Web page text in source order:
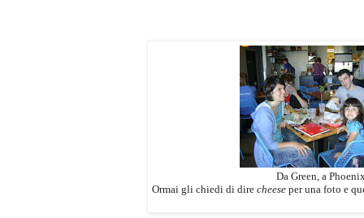
Da Green, a
Ormai gli chiedi di dire cheeseper una foto e